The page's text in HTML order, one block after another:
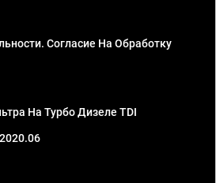
Согласие На Обработку
На Турбо Дизеле TDI